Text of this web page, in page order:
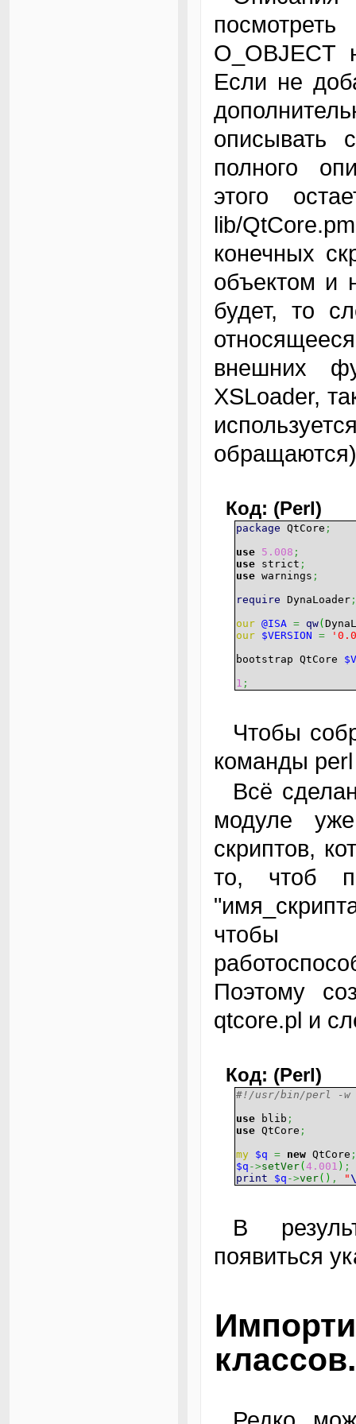
O_OBJECT
Если не
описывать
полного
этого
lib/
конечных
объектом и
будет, то
внешних
XSLoader,
Код: (Perl)
package QtCore ;
use 5.008 ;
use strict ;
use warnings ;
require DynaLoader ;
our @ISA = qw(
our $VERSION =
bootstrap QtCore
1 ;
Чтобы собрать полученный модуль, выполним
команды
Всё сделанное необходимо протестировать. В
модуле
скриптов,
то, чтоб
чтобы
Поэтому
qtcore.pl и
Код: (Perl)
#!/usr/bin/perl -w
use blib ;
use QtCore ;
my $q = new QtCore ;
$q ->setVer( 4.001 ) ;
print
$q ->ver( ) , "
В результате запуска скрипта должна
появиться
классов.